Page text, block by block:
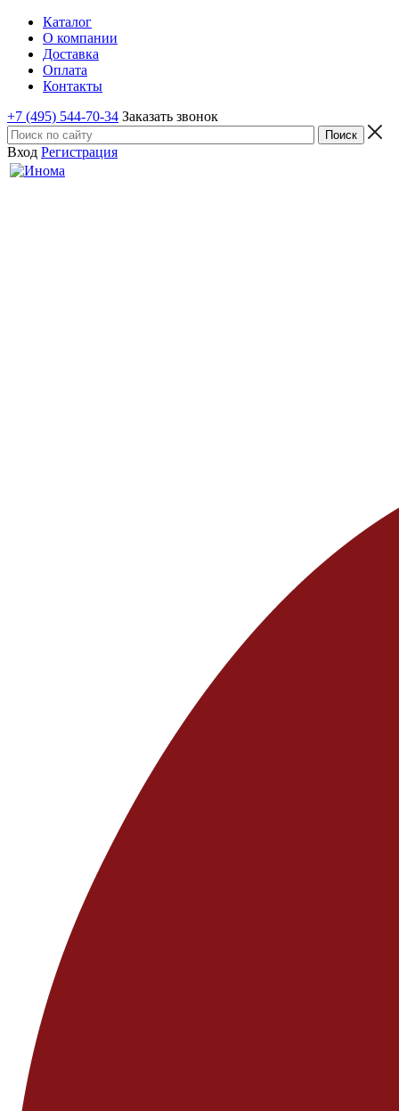
Каталог
О компании
Доставка
Оплата
Контакты
+7 (495) 544-70-34 Заказать звонок
Вход Регистрация